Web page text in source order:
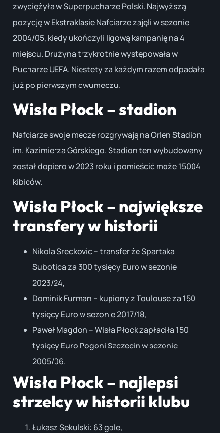
zwyciężyła w Superpucharze Polski. Najwyższą
pozycję w Ekstraklasie Nafciarze zajęli w sezonie
2004/05, kiedy ukończyli ligową kampanię na 4
miejscu. Drużyna trzykrotnie występowała w
Pucharze UEFA. Niestety za każdym razem odpadała
już po pierwszym dwumeczu.
Wisła Płock – stadion
Nafciarze swoje mecze rozgrywają na Orlen Stadion
im. Kazimierza Górskiego. Stadion ten wybudowany
został dopiero w 2023 roku i pomieścić może 15004
kibiców.
Wisła Płock – największe
transfery w historii
Nikola Sreckovic – transfer że Spartaka
Subotica za 300 tysięcy Euro w sezonie
2023/24,
Dominik Furman – kupiony z Toulouse za 150
tysięcy Euro w sezonie 2017/18,
Paweł Magdon – Wisła Płock zapłaciła 150
tysięcy Euro Pogoni Szczecin w sezonie
2005/06.
Wisła Płock – najlepsi
strzelcy w historii klubu
Łukasz Sekulski: 63 gole,